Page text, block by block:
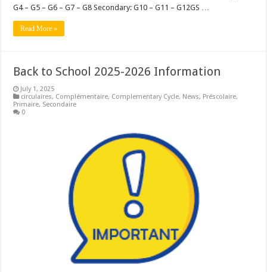
G4 – G5 – G6 – G7 – G8 Secondary: G10 – G11 – G12GS …
Read More »
Back to School 2025-2026 Information
July 1, 2025
circulaires, Complémentaire, Complementary Cycle, News, Préscolaire,
Primaire, Secondaire
0